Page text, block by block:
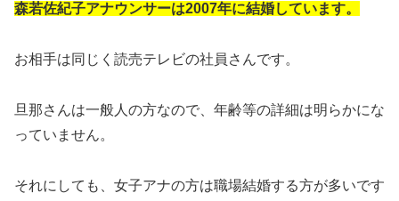
森若佐紀子アナウンサーは2007年に結婚しています。
お相手は同じく読売テレビの社員さんです。
旦那さんは一般人の方なので、年齢等の詳細は明らかにな
っていません。
それにしても、女子アナの方は職場結婚する方が多いです